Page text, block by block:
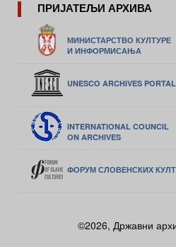
ПРИЈАТЕЉИ АРХИВА
МИНИСТАРСТВО КУЛТУРЕ
И ИНФОРМИСАЊА
UNESCO ARCHIVES PORTAL
INTERNATIONAL COUNCIL
ON ARCHIVES
ФОРУМ СЛОВЕНСКИХ
©2026, Државни